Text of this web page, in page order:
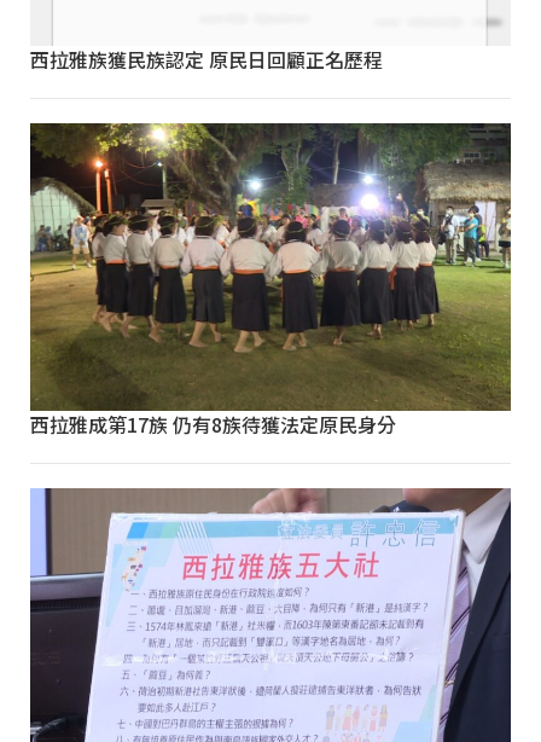
西拉雅族獲民族認定 原民日回顧正名歷程
西拉雅成第17族 仍有8族待獲法定原民身分